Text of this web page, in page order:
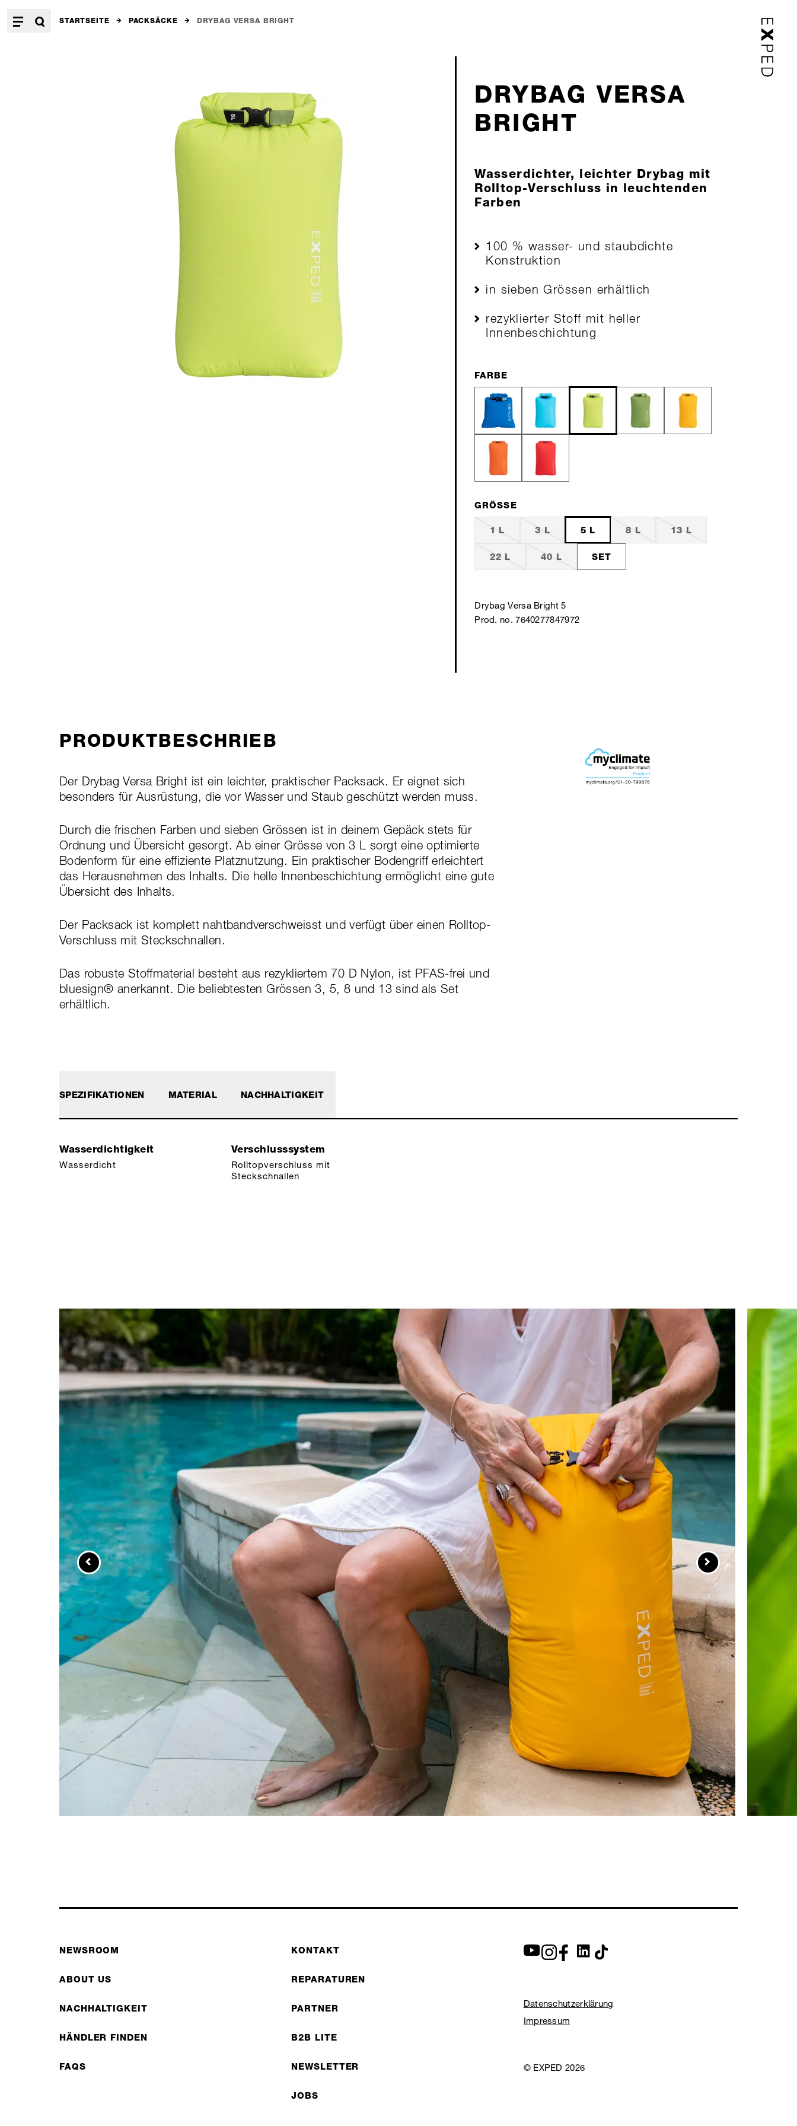
STARTSEITE PACKSÄCKE DRYBAG VERSA BRIGHT
DRYBAG VERSA
BRIGHT
Wasserdichter, leichter Drybag mit
Rolltop-Verschluss in leuchtenden
Farben
100 % wasser- und staubdichte
Konstruktion
in sieben Grössen erhältlich
rezyklierter Stoff mit heller
Innenbeschichtung
FARBE
GRÖSSE
1 L 3 L 5 L 8 L 13 L
22 L 40 L SET
Drybag Versa Bright 5
Prod. no. 7640277847972
PRODUKTBESCHRIEB
Der Drybag Versa Bright ist ein leichter, praktischer Packsack. Er eignet sich
besonders für Ausrüstung, die vor Wasser und Staub geschützt werden muss.
Durch die frischen Farben und sieben Grössen ist in deinem Gepäck stets für
Ordnung und Übersicht gesorgt. Ab einer Grösse von 3 L sorgt eine optimierte
Bodenform für eine effiziente Platznutzung. Ein praktischer Bodengriff erleichtert
das Herausnehmen des Inhalts. Die helle Innenbeschichtung ermöglicht eine gute
Übersicht des Inhalts.
Der Packsack ist komplett nahtbandverschweisst und verfügt über einen Rolltop-
Verschluss mit Steckschnallen.
Das robuste Stoffmaterial besteht aus rezykliertem 70 D Nylon, ist PFAS-frei und
bluesign® anerkannt. Die beliebtesten Grössen 3, 5, 8 und 13 sind als Set
erhältlich.
SPEZIFIKATIONEN
Wasserdichtigkeit
Wasserdicht
Verschlusssystem
Rolltopverschluss mit
Steckschnallen
MATERIAL NACHHALTIGKEIT
NEWSROOM
ABOUT US
NACHHALTIGKEIT
HÄNDLER FINDEN
FAQS
KONTAKT
REPARATUREN
PARTNER
B2B LITE
NEWSLETTER
JOBS
Datenschutzerklärung
Impressum
© EXPED 2026